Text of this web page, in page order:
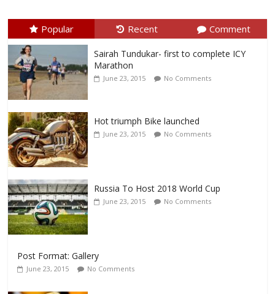
Popular Recent Comment
Sairah Tundukar- first to complete ICY
Marathon
June 23, 2015 No Comments
Hot triumph Bike launched
June 23, 2015 No Comments
Russia To Host 2018 World Cup
June 23, 2015 No Comments
Post Format: Gallery
June 23, 2015 No Comments